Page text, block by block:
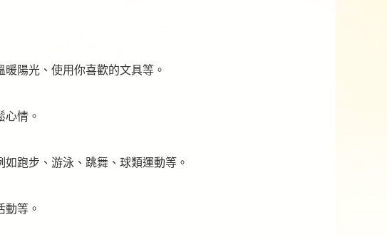
陽光、使用你喜歡的文具等。
情。
跑步、游泳、跳舞、球類運動等。
等。